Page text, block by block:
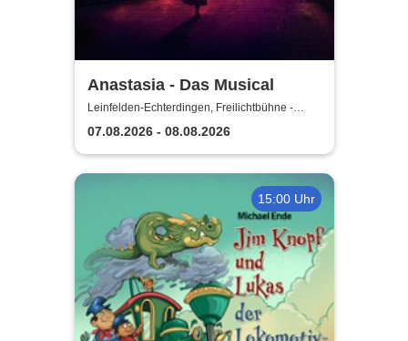
Anastasia - Das Musical
Leinfelden-Echterdingen, Freilichtbühne -
Theater u. d. Kuppeln
07.08.2026 - 08.08.2026
15:00 Uhr